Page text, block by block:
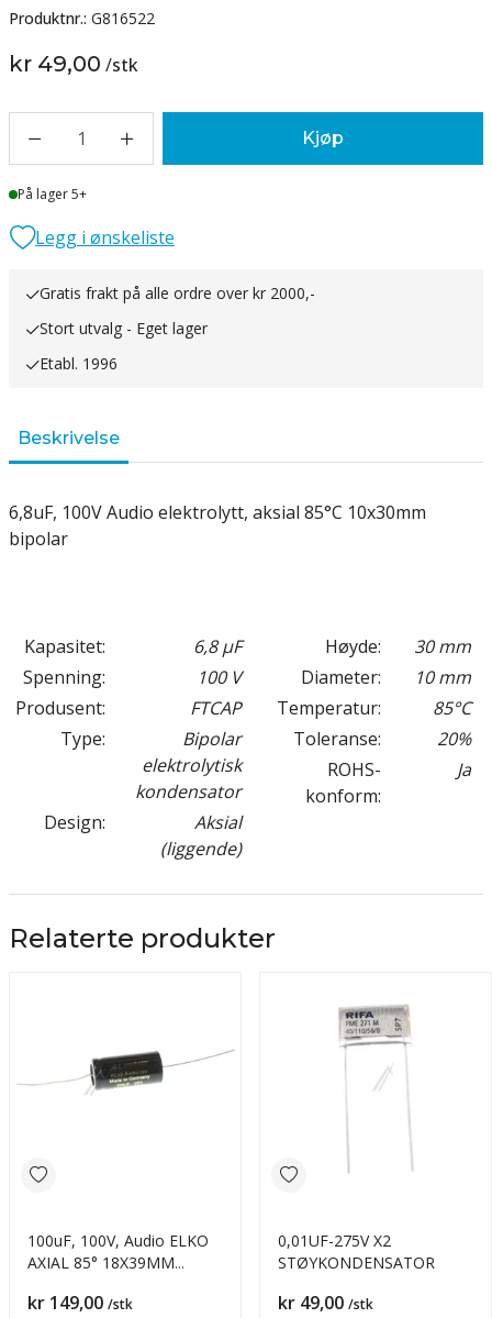
Produktnr.: G816522
kr 49,00 /stk
1 Kjøp
Lager
På lager 5+
Legg i ønskeliste
Gratis frakt på alle ordre over kr 2000,-
Stort utvalg - Eget lager
Etabl. 1996
Beskrivelse
6,8uF, 100V Audio elektrolytt, aksial 85°C 10x30mm
bipolar
Kapasitet:
6,8 µF
Spenning:
100 V
Produsent:
FTCAP
Type:
Bipolar
elektrolytisk
kondensator
Design:
Aksial
(liggende)
Høyde:
30 mm
Diameter:
10 mm
Temperatur:
85°C
Toleranse:
20%
ROHS-
konform:
Ja
Relaterte produkter
100uF, 100V, Audio ELKO
AXIAL 85° 18X39MM
Pris
kr 149,00 /stk
0,01UF-275V X2
STØYKONDENSATOR
Pris
kr 49,00 /stk